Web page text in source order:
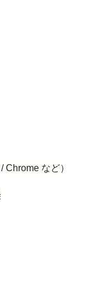
など）